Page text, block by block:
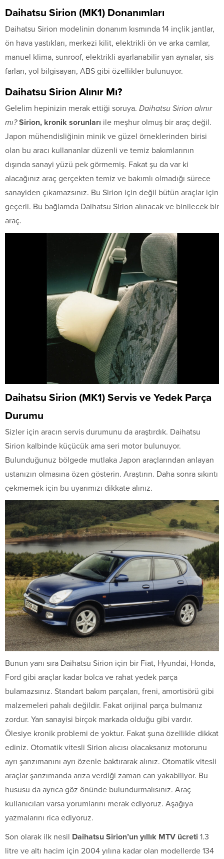
Daihatsu Sirion (MK1) Donanımları
Daihatsu Sirion modelinin donanım kısmında 14 inçlik jantlar,
ön hava yastıkları, merkezi kilit, elektrikli ön ve arka camlar,
manuel klima, sunroof, elektrikli ayarlanabilir yan aynalar, sis
farları, yol bilgisayarı, ABS gibi özellikler bulunuyor.
Daihatsu Sirion Alınır Mı?
Gelelim hepinizin merak ettiği soruya. Daihatsu Sirion alınır
mı? Sirion, kronik sorunları ile meşhur olmuş bir araç değil.
Japon mühendisliğinin minik ve güzel örneklerinden birisi
olan bu aracı kullananlar düzenli ve temiz bakımlarının
dışında sanayi yüzü pek görmemiş. Fakat şu da var ki
alacağınız araç gerçekten temiz ve bakımlı olmadığı sürece
sanayiden çıkamazsınız. Bu Sirion için değil bütün araçlar için
geçerli. Bu bağlamda Daihatsu Sirion alınacak ve binilecek bir
araç.
Daihatsu Sirion (MK1) Servis ve Yedek Parça
Durumu
Sizler için aracın servis durumunu da araştırdık. Daihatsu
Sirion kalbinde küçücük ama seri motor bulunuyor.
Bulunduğunuz bölgede mutlaka Japon araçlarından anlayan
ustanızın olmasına özen gösterin. Araştırın. Daha sonra sıkıntı
çekmemek için bu uyarımızı dikkate alınız.
Bunun yanı sıra Daihatsu Sirion için bir Fiat, Hyundai, Honda,
Ford gibi araçlar kadar bolca ve rahat yedek parça
bulamazsınız. Standart bakım parçaları, freni, amortisörü gibi
malzemeleri pahalı değildir. Fakat orijinal parça bulmanız
zordur. Yan sanayisi birçok markada olduğu gibi vardır.
Ölesiye kronik problemi de yoktur. Fakat şuna özellikle dikkat
ediniz. Otomatik vitesli Sirion alıcısı olacaksanız motorunu
ayrı şanzımanını ayrı özenle baktırarak alınız. Otomatik vitesli
araçlar şanzımanda arıza verdiği zaman can yakabiliyor. Bu
hususu da ayrıca göz önünde bulundurmalısınız. Araç
kullanıcıları varsa yorumlarını merak ediyoruz. Aşağıya
yazmalarını rica ediyoruz.
Son olarak ilk nesil Daihatsu Sirion’un yıllık MTV ücreti 1.3
litre ve altı hacim için 2004 yılına kadar olan modellerde 134